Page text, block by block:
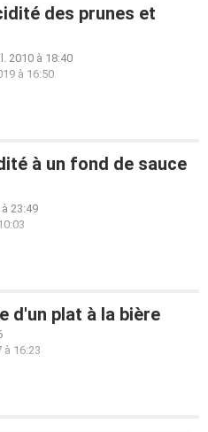
des prunes et
2010 à 18:40
à 16:50
à un fond de sauce
23:49
d'un plat à la bière
à 16:23